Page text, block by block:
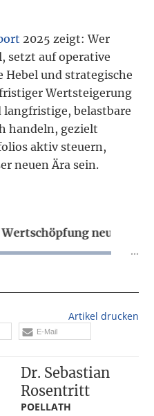
2025 zeigt: Wer
setzt auf operative
Hebel und strategische
Wertsteigerung
belastbare
handeln, gezielt
aktiv steuern,
neuen Ära sein.
neu denken
...
Wertschöpfung neu
Artikel drucken
E-Mail
Dr. Sebastian
Rosentritt
POELLATH